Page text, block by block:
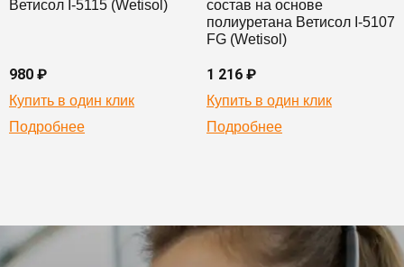
Ветисол I-5115 (Wetisol)
980 ₽
Купить в один клик
Подробнее
состав на основе
полиуретана Ветисол I-5107
FG (Wetisol)
1 216 ₽
Купить в один клик
Подробнее